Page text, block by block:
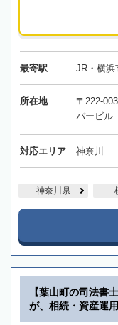
最寄駅 JR・横浜
所在地
〒222-
バービル
対応エリア 神奈川
神奈川県
【葉山町の司法書
が、相続・資産運